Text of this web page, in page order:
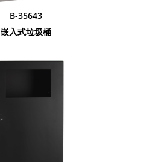
B-35643
嵌入式垃圾桶